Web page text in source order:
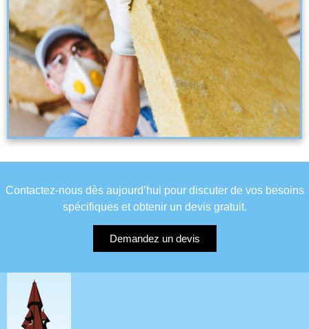
Contactez-nous dès aujourd’hui pour discuter de vos besoins
spécifiques et obtenir un devis gratuit.
Demandez un devis